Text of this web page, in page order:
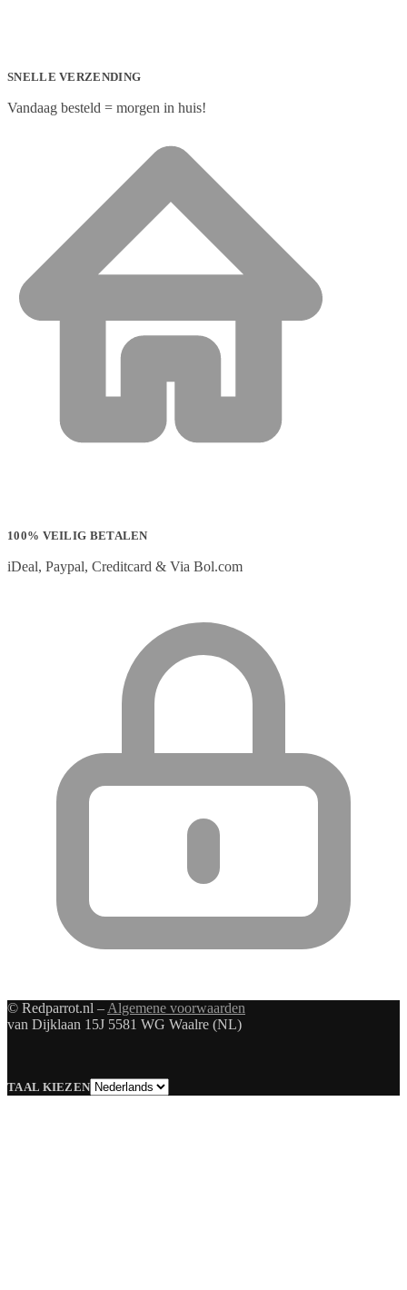
SNELLE VERZENDING
Vandaag besteld = morgen in huis!
100% VEILIG BETALEN
iDeal, Paypal, Creditcard & Via Bol.com
© Redparrot.nl – Algemene voorwaarden
van Dijklaan 15J 5581 WG Waalre (NL)
TAAL KIEZENTaal